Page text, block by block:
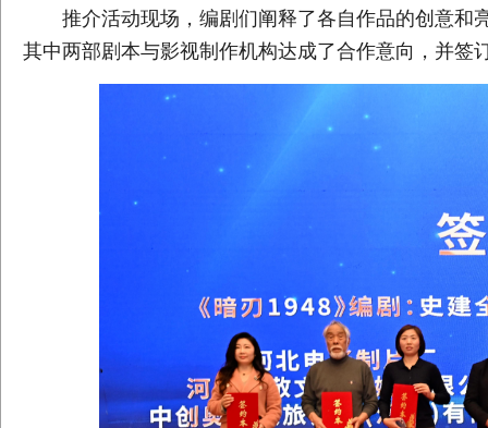
推介活动现场，编剧们阐释了各自作品的创意和
其中两部剧本与影视制作机构达成了合作意向，并签